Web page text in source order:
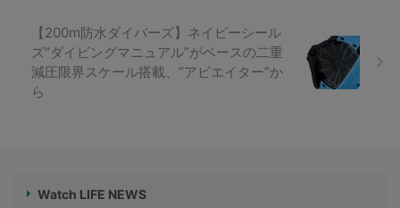
【200m防水ダイバーズ】ネイビーシール
ズ“ダイビングマニュアル”がベースの二重
減圧限界スケール搭載、“アビエイター”か
ら
Watch LIFE NEWS